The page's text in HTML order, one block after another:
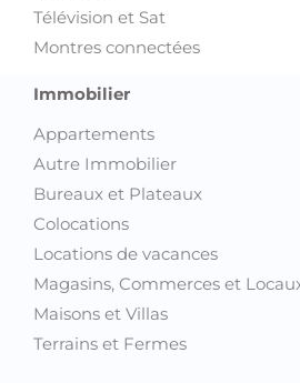
Télévision et Sat
Montres connectées
Immobilier
Appartements
Autre Immobilier
Bureaux et Plateaux
Colocations
Locations de vacances
Magasins, Commerces et
Maisons et Villas
Terrains et Fermes